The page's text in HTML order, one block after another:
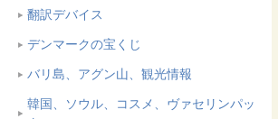
翻訳デバイス
デンマークの宝くじ
バリ島、アグン山、観光情報
韓国、ソウル、コスメ、ヴァセリンパッ